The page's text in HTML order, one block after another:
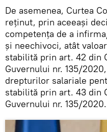
De asemenea, Curtea
reținut, prin aceeași
competența de a
și neechivoci, atât
stabilită prin art. 42 din
Guvernului nr. 135/
drepturilor salariale
stabilită prin art. 43 din
Guvernului nr. 135/2020.